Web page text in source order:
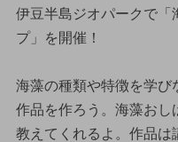
伊豆半島ジオパークで「
プ」を開催！
海藻の種類や特徴を学び
作品を作ろう。海藻おし
教えてくれるよ。作品は